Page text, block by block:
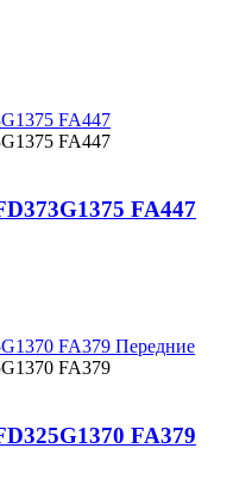
FA447
FA379